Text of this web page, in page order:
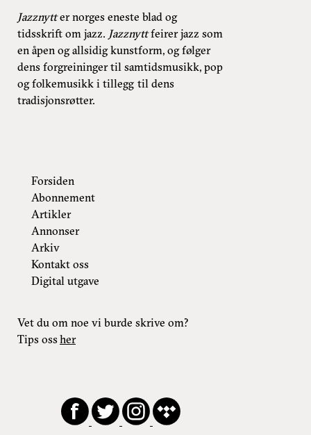
Jazznytter norges eneste blad og
tidsskrift om jazz. Jazznyttfeirer jazz som
en åpen og allsidig kunstform, og følger
dens forgreininger til samtidsmusikk, pop
og folkemusikk i tillegg til dens
tradisjonsrøtter.
Forsiden
Abonnement
Artikler
Annonser
Arkiv
Kontakt oss
Digital utgave
Vet du om noe vi burde skrive om?
Tips ossher